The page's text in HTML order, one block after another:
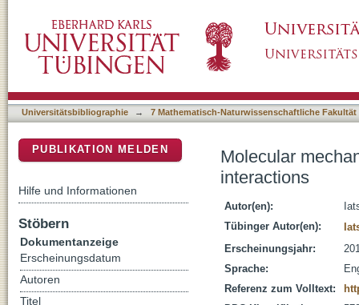
Universitätsbibliographie → 7 Mathematisch-Naturwissenschaftliche Fakultät
Molecular
interactions
Autor(en):
Tübinger Autor(en):
Erscheinungsjahr:
Sprache:
Referenz zum Volltext:
PUBLIKATION MELDEN
Hilfe und Informationen
Stöbern
Dokumentanzeige
Erscheinungsdatum
Autoren
Titel